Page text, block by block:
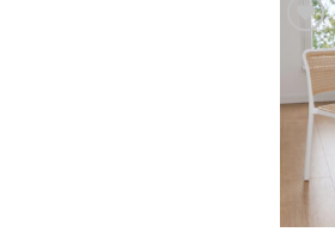
Add to
wishlist